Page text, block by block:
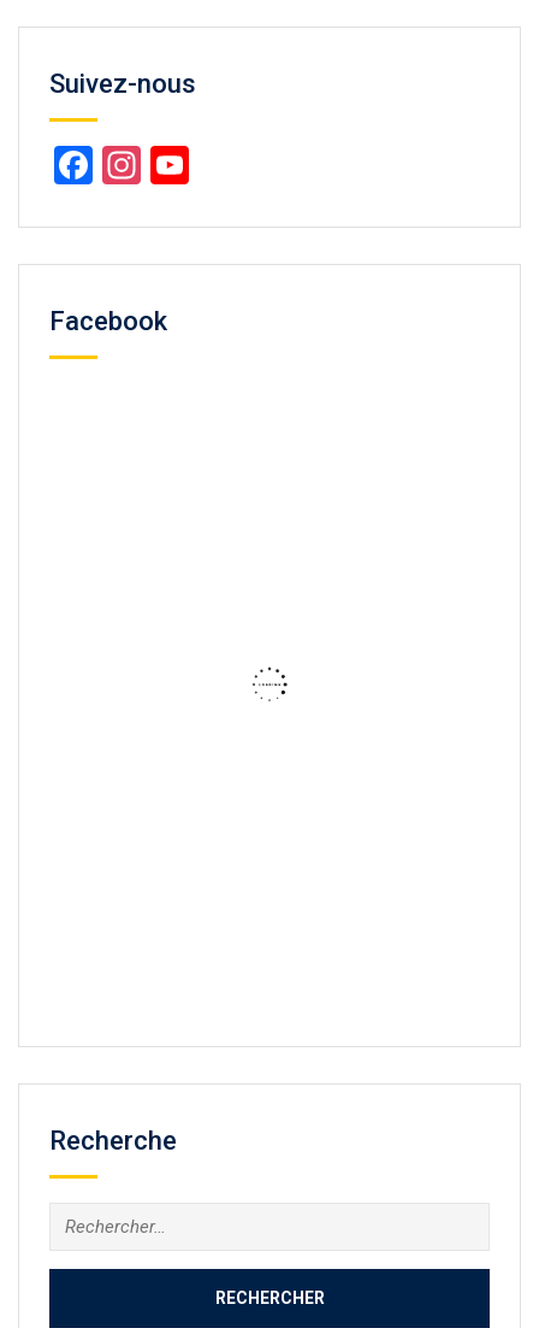
Suivez-nous
Facebook
Instagram
Facebook
Recherche
Rechercher :